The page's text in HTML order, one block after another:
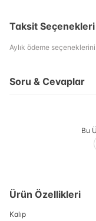
Taksit Seçenekleri
Aylık ödeme
Soru & Cevaplar
Bu
Ürün Özellikleri
Kalıp